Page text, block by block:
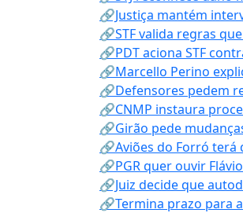
🔗Justiça mantém
🔗STF valida regras
🔗PDT aciona STF
🔗Marcello Perino
🔗Defensores pedem
🔗CNMP instaura
🔗Girão pede
🔗Aviões do Forró terá
🔗PGR quer ouvir
🔗Juiz decide que
🔗Termina prazo para